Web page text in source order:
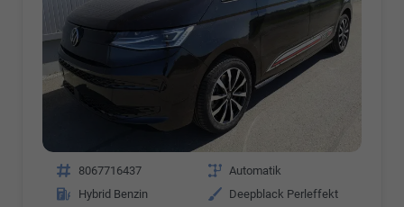
Fahrzeugnr. 8067716437 Getriebe Automatik
Kraftstoff
Hybrid Benzin Außenfarbe
Deepblack Perleffekt